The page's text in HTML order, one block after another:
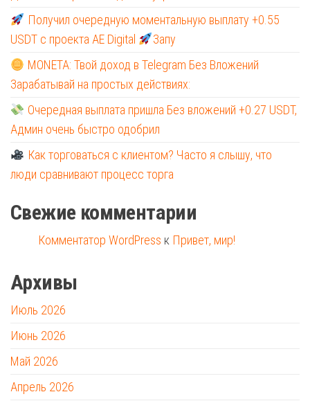
Получил очередную моментальную выплату +0.55
USDT с проекта AE Digital
Запу
MONETA: Твой доход в Telegram Без Вложений
Зарабатывай на простых действиях:
Очередная выплата пришла Без вложений +0.27 USDT,
Админ очень быстро одобрил
Как торговаться с клиентом? Часто я слышу, что
люди сравнивают процесс торга
Свежие комментарии
Комментатор WordPress к Привет, мир!
Архивы
Июль 2026
Июнь 2026
Май 2026
Апрель 2026